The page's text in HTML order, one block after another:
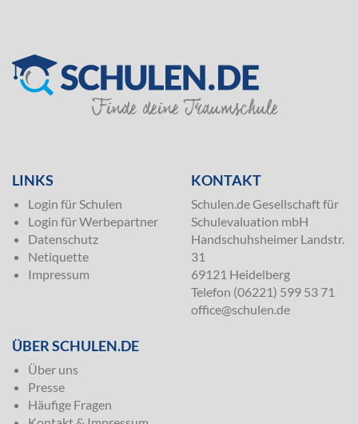
LINKS
Login für Schulen
Login für Werbepartner
Datenschutz
Netiquette
Impressum
KONTAKT
Schulen.de Gesellschaft für
Schulevaluation mbH
Handschuhsheimer Landstr.
31
69121 Heidelberg
Telefon (06221) 599 53 71
office@schulen.de
ÜBER SCHULEN.DE
Über uns
Presse
Häufige Fragen